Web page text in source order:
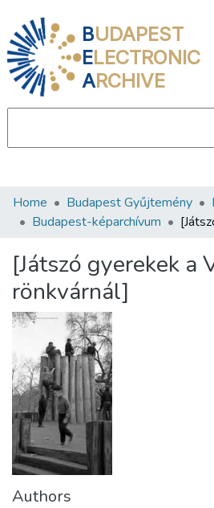
BUDAPEST
ELECTRONIC
ARCHIVE
Communities & Collections
Statistics
About us
Home Budapest Gyűjtemény
Budapest-képarchívum
[Játszó gyerekek a
rönkvárnál]
Authors